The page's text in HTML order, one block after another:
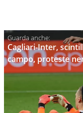
Cagliari-Inter,
campo, proteste